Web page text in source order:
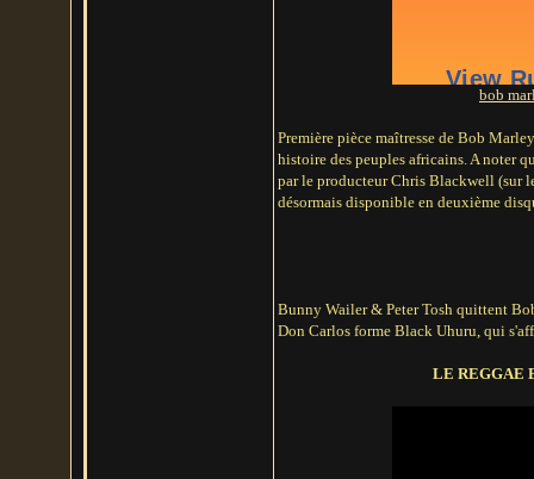
bob
Première pièce maîtresse de Bob
histoire des peuples africains. A noter
par le producteur Chris Blackwell (sur
désormais disponible en deuxième
Bunny Wailer & Peter Tosh quittent
Don Carlos forme Black Uhuru, qui
LE REGGAE